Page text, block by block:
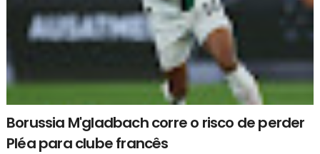
Borussia M'gladbach corre o risco de perder
Pléa para clube francês